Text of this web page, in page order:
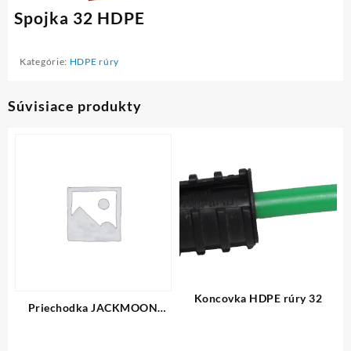
Spojka 32 HDPE
Kategórie: HDPE rúry
Súvisiace produkty
Priechodka JACKMOON
Koncovka HDPE rúry 32